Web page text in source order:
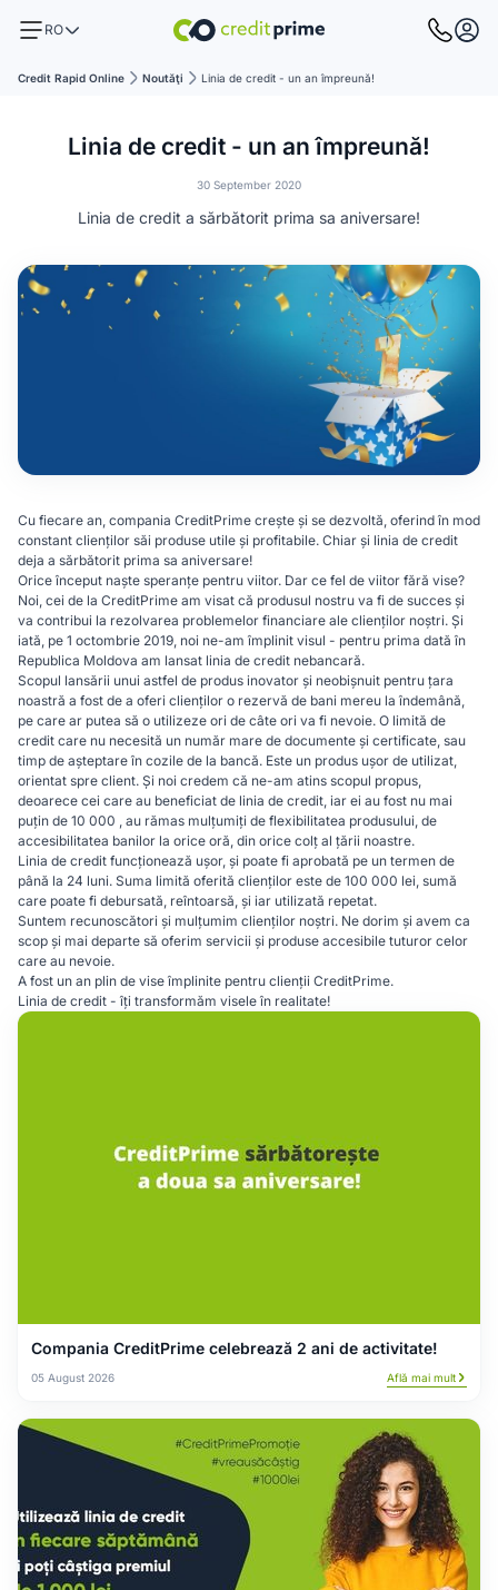
RO
Credit Rapid Online Noutăţi Linia de credit - un an împreună!
Linia de credit - un an împreună!
30 September 2020
Linia de credit a sărbătorit prima sa aniversare!
Cu fiecare an, compania CreditPrime crește și se dezvoltă, oferind în mod
constant clienților săi produse utile și profitabile. Chiar și linia de credit
deja a sărbătorit prima sa aniversare!
Orice început naște speranțe pentru viitor. Dar ce fel de viitor fără vise?
Noi, cei de la CreditPrime am visat că produsul nostru va fi de succes și
va contribui la rezolvarea problemelor financiare ale clienților noștri. Și
iată, pe 1 octombrie 2019, noi ne-am împlinit visul - pentru prima dată în
Republica Moldova am lansat linia de credit nebancară.
Scopul lansării unui astfel de produs inovator și neobișnuit pentru țara
noastră a fost de a oferi clienților o rezervă de bani mereu la îndemână,
pe care ar putea să o utilizeze ori de câte ori va fi nevoie. O limită de
credit care nu necesită un număr mare de documente și certificate, sau
timp de așteptare în cozile de la bancă. Este un produs ușor de utilizat,
orientat spre client. Și noi credem că ne-am atins scopul propus,
deoarece cei care au beneficiat de linia de credit, iar ei au fost nu mai
puțin de 10 000 , au rămas mulțumiți de flexibilitatea produsului, de
accesibilitatea banilor la orice oră, din orice colț al țării noastre.
Linia de credit funcționează ușor, și poate fi aprobată pe un termen de
până la 24 luni. Suma limită oferită clienților este de 100 000 lei, sumă
care poate fi debursată, reîntoarsă, și iar utilizată repetat.
Suntem recunoscători și mulțumim clienților noștri. Ne dorim și avem ca
scop și mai departe să oferim servicii și produse accesibile tuturor celor
care au nevoie.
A fost un an plin de vise împlinite pentru clienții CreditPrime.
Linia de credit - îți transformăm visele în realitate!
Compania CreditPrime celebrează 2 ani de activitate!
05 August 2026 Află mai mult